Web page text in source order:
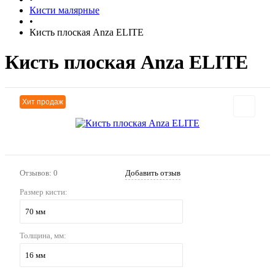
Кисти малярные
•
Кисть плоская Anza ELITE
Кисть плоская Anza ELITE
Хит продаж
Отзывов: 0 Добавить отзыв
Размер кисти:
70 мм
Толщина, мм:
16 мм